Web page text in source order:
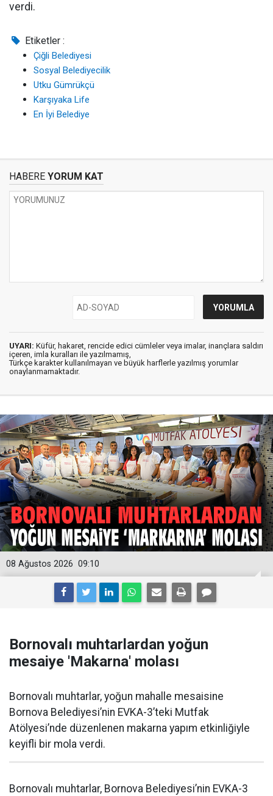
verdi.
Etiketler :
Çiğli Belediyesi
Sosyal Belediyecilik
Utku Gümrükçü
Karşıyaka Life
En İyi Belediye
HABERE YORUM KAT
UYARI: Küfür, hakaret, rencide edici cümleler veya imalar, inançlara saldırı
içeren, imla kuralları ile yazılmamış,
Türkçe karakter kullanılmayan ve büyük harflerle yazılmış yorumlar
onaylanmamaktadır.
09:10
08 Ağustos 2026
Bornovalı muhtarlardan yoğun
mesaiye 'Makarna' molası
Bornovalı muhtarlar, yoğun mahalle mesaisine
Bornova Belediyesi’nin EVKA-3’teki Mutfak
Atölyesi’nde düzenlenen makarna yapım etkinliğiyle
keyifli bir mola verdi.
Bornovalı muhtarlar, Bornova Belediyesi’nin EVKA-3